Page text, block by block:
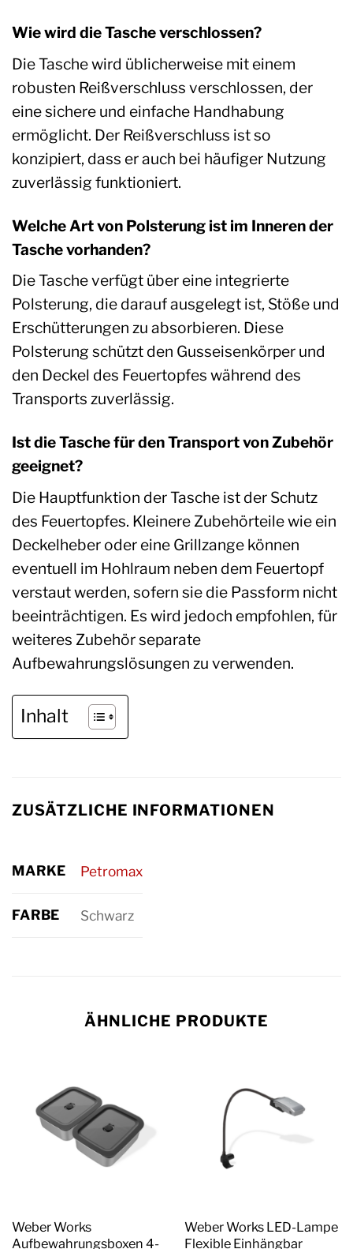
Wie wird die Tasche verschlossen?
Die Tasche wird üblicherweise mit einem
robusten Reißverschluss verschlossen, der
eine sichere und einfache Handhabung
ermöglicht. Der Reißverschluss ist so
konzipiert, dass er auch bei häufiger Nutzung
zuverlässig funktioniert.
Welche Art von Polsterung ist im Inneren der
Tasche vorhanden?
Die Tasche verfügt über eine integrierte
Polsterung, die darauf ausgelegt ist, Stöße und
Erschütterungen zu absorbieren. Diese
Polsterung schützt den Gusseisenkörper und
den Deckel des Feuertopfes während des
Transports zuverlässig.
Ist die Tasche für den Transport von Zubehör
geeignet?
Die Hauptfunktion der Tasche ist der Schutz
des Feuertopfes. Kleinere Zubehörteile wie ein
Deckelheber oder eine Grillzange können
eventuell im Hohlraum neben dem Feuertopf
verstaut werden, sofern sie die Passform nicht
beeinträchtigen. Es wird jedoch empfohlen, für
weiteres Zubehör separate
Aufbewahrungslösungen zu verwenden.
Inhalt
ZUSÄTZLICHE INFORMATIONEN
MARKE Petromax
FARBE Schwarz
ÄHNLICHE PRODUKTE
Weber Works
Aufbewahrungsboxen 4-
Weber Works LED-Lampe
Flexible Einhängbar